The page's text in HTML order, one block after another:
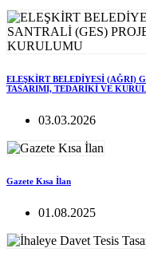
ELEŞKİRT BELEDİYESİ (AĞRI)
TASARIMI, TEDARİKİ VE
03.03.2026
Gazete Kısa İlan
01.08.2025